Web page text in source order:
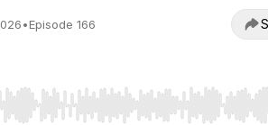
•Episode 166
to seek, Home/End to jump to start